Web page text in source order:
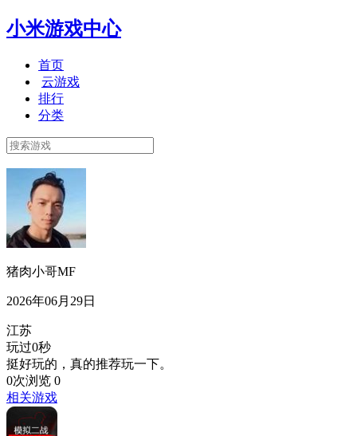
小米游戏中心
首页
云游戏
排行
分类
猪肉小哥MF
2026年06月29日
江苏
玩过0秒
挺好玩的，真的推荐玩一下。
0次浏览 0
相关游戏